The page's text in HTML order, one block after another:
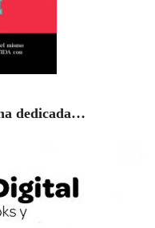
dedicada…